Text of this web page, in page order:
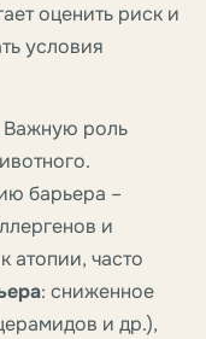
оценить риск и
условия
Важную роль
барьера –
и
атопии, часто
: сниженное
и др.),